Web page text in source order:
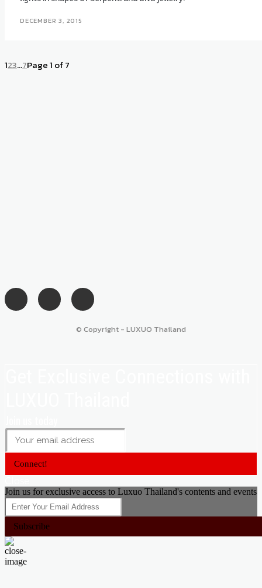
DECEMBER 3, 2015
123...7Page 1 of 7
© Copyright - LUXUO Thailand
Connect!
Join us for exclusive access to Luxuo Thailand's contents and events
Subscribe